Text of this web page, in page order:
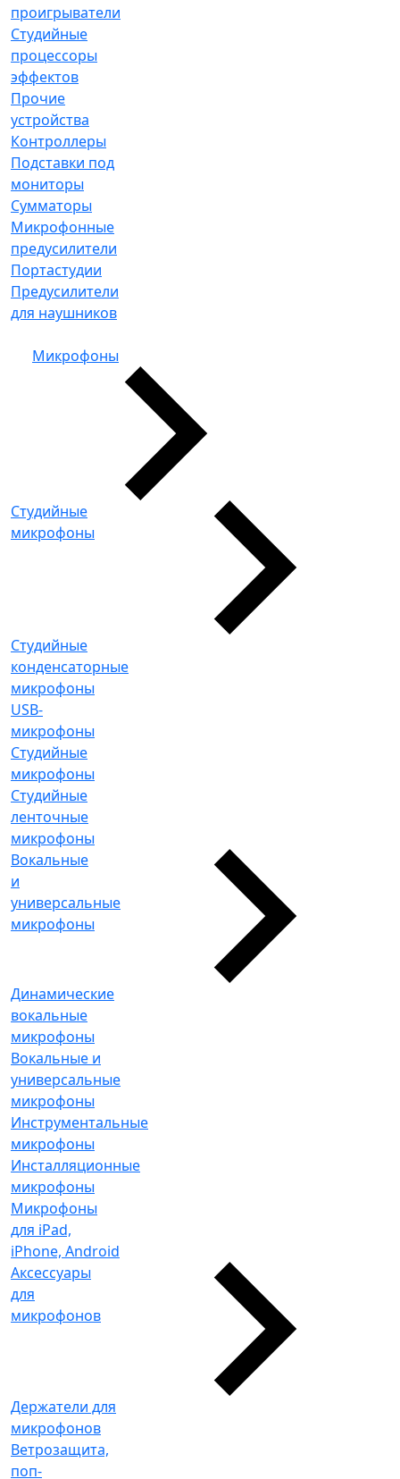
проигрыватели
Студийные
процессоры
эффектов
Прочие
устройства
Контроллеры
Подставки под
мониторы
Сумматоры
Микрофонные
предусилители
Портастудии
Предусилители
для наушников
Микрофоны
Студийные
микрофоны
Студийные
конденсаторные
микрофоны
USB-
микрофоны
Студийные
микрофоны
Студийные
ленточные
микрофоны
Вокальные
и
универсальные
микрофоны
Динамические
вокальные
микрофоны
Вокальные и
универсальные
микрофоны
Инструментальные
микрофоны
Инсталляционные
микрофоны
Микрофоны
для iPad,
iPhone, Android
Аксессуары
для
микрофонов
Держатели для
микрофонов
Ветрозащита,
поп-